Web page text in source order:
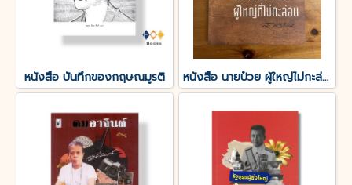
หนังสือ บันทึกของกฤษณมูรติ หนังสือ นายป๋วย ผู้ใหญ่ไม่กะล่อน